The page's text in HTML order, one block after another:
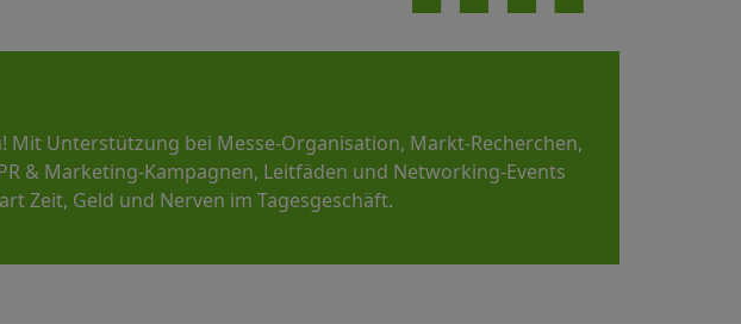
Mit Unterstützung bei Messe-Organisation, Markt-Recherchen,
& Marketing-Kampagnen, Leitfäden und Networking-Events
Zeit, Geld und Nerven im Tagesgeschäft.